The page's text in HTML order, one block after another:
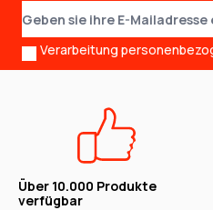
E-Mail-Adresse
Verarbeitung
Über 10.000 Produkte
verfügbar